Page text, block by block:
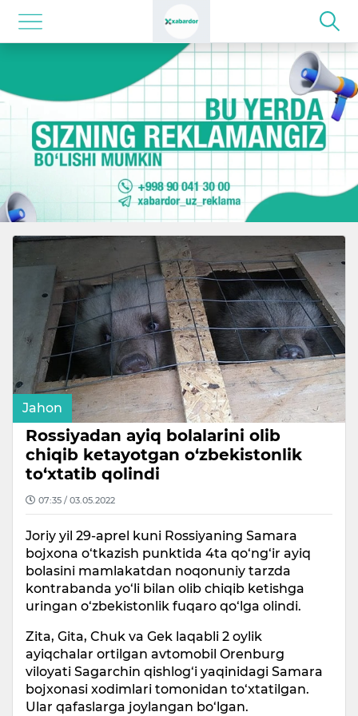
Jahon
Rossiyadan ayiq bolalarini olib
chiqib ketayotgan o‘zbekistonlik
to‘xtatib qolindi
07:35 / 03.05.2022
Joriy yil 29-aprel kuni Rossiyaning Samara
bojxona o‘tkazish punktida 4ta qo‘ng‘ir ayiq
bolasini mamlakatdan noqonuniy tarzda
kontrabanda yo‘li bilan olib chiqib ketishga
uringan o‘zbekistonlik fuqaro qo‘lga olindi.
Zita, Gita, Chuk va Gek laqabli 2 oylik
ayiqchalar ortilgan avtomobil Orenburg
viloyati Sagarchin qishlog‘i yaqinidagi Samara
bojxonasi xodimlari tomonidan to‘xtatilgan.
Ular qafaslarga joylangan bo‘lgan.